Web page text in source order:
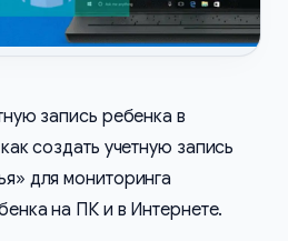
запись ребенка в
создать учетную запись
для мониторинга
на ПК и в Интернете.